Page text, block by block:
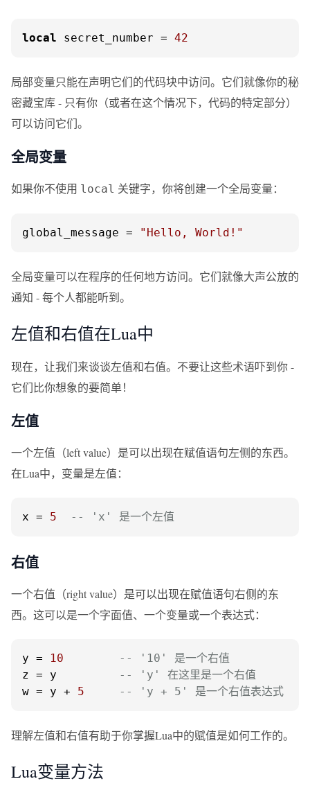
local secret_number = 42
局部变量只能在声明它们的代码块中访问。它们就像你的秘
密藏宝库 - 只有你（或者在这个情况下，代码的特定部分）
可以访问它们。
全局变量
如果你不使用 local 关键字，你将创建一个全局变量：
global_message = "Hello, World!"
全局变量可以在程序的任何地方访问。它们就像大声公放的
通知 - 每个人都能听到。
左值和右值在Lua中
现在，让我们来谈谈左值和右值。不要让这些术语吓到你 -
它们比你想象的要简单！
左值
一个左值（left value）是可以出现在赋值语句左侧的东西。
在Lua中，变量是左值：
x = 5 -- 'x' 是一个左值
右值
一个右值（right value）是可以出现在赋值语句右侧的东
西。这可以是一个字面值、一个变量或一个表达式：
y = 10
-- '10' 是一个右值
z = y
-- 'y' 在这里是一个右值
w = y + 5 -- 'y + 5' 是一个右值表达式
理解左值和右值有助于你掌握Lua中的赋值是如何工作的。
Lua变量方法